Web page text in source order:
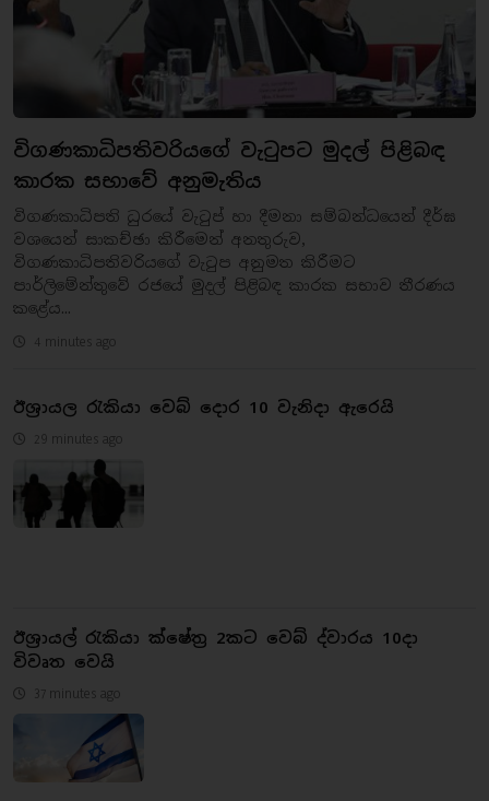
විගණකාධිපතිවරියගේ වැටුපට මුදල් පිළිබඳ
කාරක සභාවේ අනුමැතිය
විගණකාධිපති ධුරයේ වැටුප් හා දීමනා සම්බන්ධයෙන් දීර්ඝ
වශයෙන් සාකච්ඡා කිරීමෙන් අනතුරුව,
විගණකාධිපතිවරියගේ වැටුප අනුමත කිරීමට
පාර්ලිමේන්තුවේ රජයේ මුදල් පිළිබඳ කාරක සභාව තීරණය
කළේය...
4 minutes ago
ඊශ්‍රායල රැකියා වෙබ් දොර 10 වැනිදා ඇරෙයි
29 minutes ago
ඊශ්‍රායල් රැකියා ක්ෂේත්‍ර 2කට වෙබ් ද්වාරය 10දා
විවෘත වෙයි
37 minutes ago